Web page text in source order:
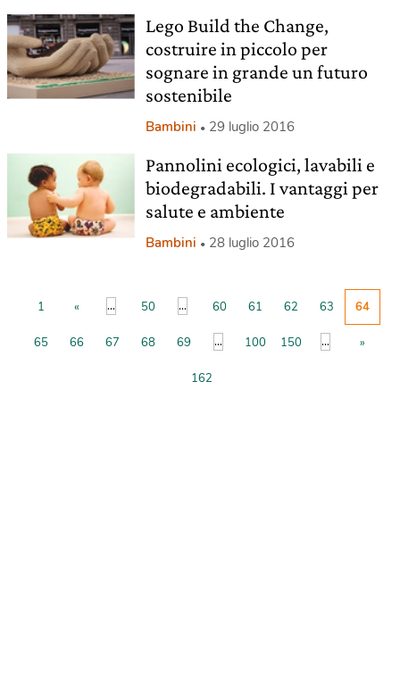
Lego Build the Change,
costruire in piccolo per
sognare in grande un futuro
sostenibile
Bambini 29 luglio 2016
Pannolini ecologici, lavabili e
biodegradabili. I vantaggi per
salute e ambiente
Bambini 28 luglio 2016
1 « ... 50 ... 60 61 62 63 64
65 66 67 68 69 ... 100 150 ... »
162